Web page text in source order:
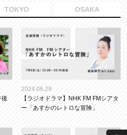
TOKYO OSAKA
後
2024.06.29
【ラジオドラマ】NHK FM FMシアタ
ー「あすかのレトロな冒険」